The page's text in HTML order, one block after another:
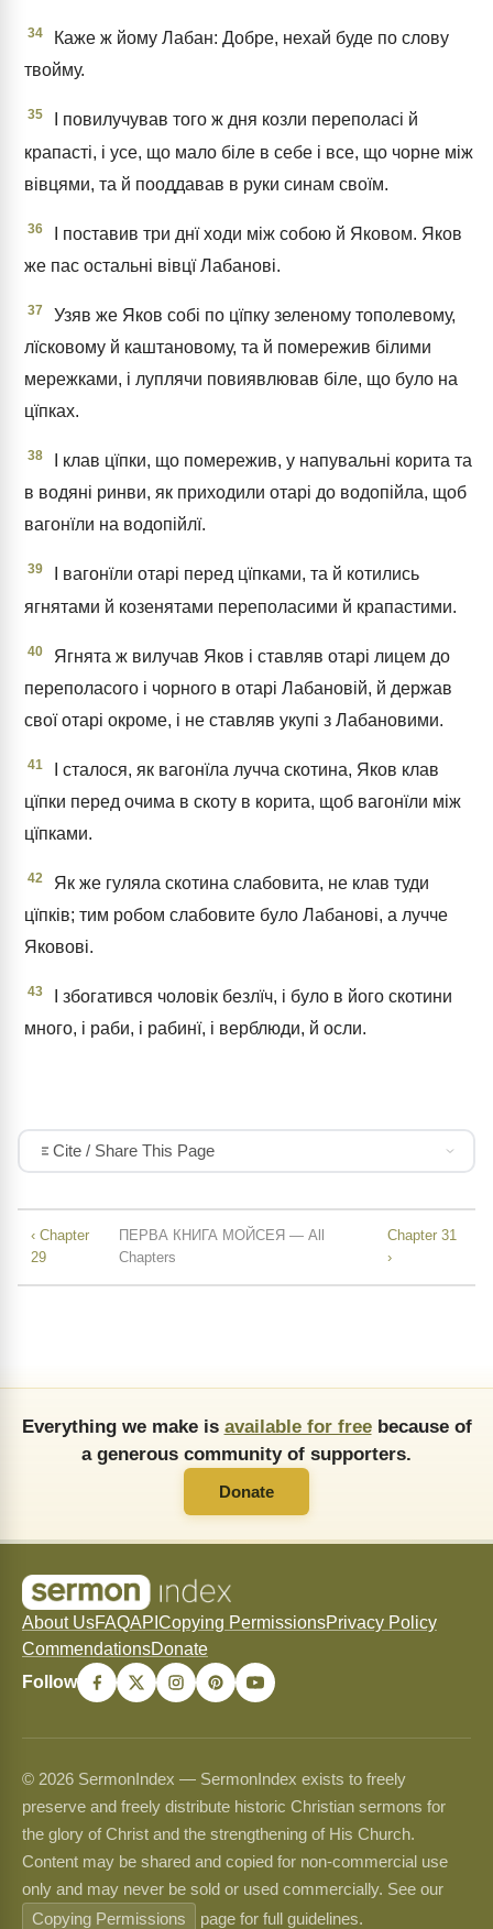
34
Каже ж йому Лабан: Добре, нехай буде по слову
твойму.
35
І повилучував того ж дня козли переполасі й
крапасті, і усе, що мало біле в себе і все, що чорне між
вівцями, та й пооддавав в руки синам своїм.
36
І поставив три днї ходи між собою й Яковом. Яков
же пас остальні вівцї Лабанові.
37
Узяв же Яков собі по цїпку зеленому тополевому,
лїсковому й каштановому, та й помережив білими
мережками, і луплячи повиявлював біле, що було на
цїпках.
38
І клав цїпки, що помережив, у напувальні корита та
в водяні ринви, як приходили отарі до водопійла, щоб
вагонїли на водопійлї.
39
І вагонїли отарі перед цїпками, та й котились
ягнятами й козенятами переполасими й крапастими.
40
Ягнята ж вилучав Яков і ставляв отарі лицем до
переполасого і чорного в отарі Лабановій, й держав
свої отарі окроме, і не ставляв укупі з Лабановими.
41
І сталося, як вагонїла лучча скотина, Яков клав
цїпки перед очима в скоту в корита, щоб вагонїли між
цїпками.
42
Як же гуляла скотина слабовита, не клав туди
цїпків; тим робом слабовите було Лабанові, а лучче
Яковові.
43
І збогатився чоловік безлїч, і було в його скотини
много, і раби, і рабинї, і верблюди, й осли.
Cite / Share This Page
‹ Chapter
29
ПЕРВА КНИГА МОЙСЕЯ — All
Chapters
Chapter 31
›
Everything we make is available for freebecause of
a generous community of supporters.
Donate
About UsFAQAPI Copying PermissionsPrivacy Policy
CommendationsDonate
Follow
© 2026 SermonIndex — SermonIndex exists to freely
preserve and freely distribute historic Christian sermons for
the glory of Christ and the strengthening of His Church.
Content may be shared and copied for non-commercial use
only and may never be sold or used commercially. See our
Copying Permissions
page for full guidelines.